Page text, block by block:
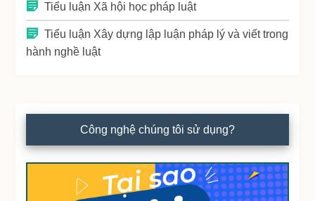
Tiểu luận Xã hội học pháp luật
Tiểu luận Xây dựng lập luận pháp lý và viết trong
hành nghề luật
Công nghệ chúng tôi sử dụng?